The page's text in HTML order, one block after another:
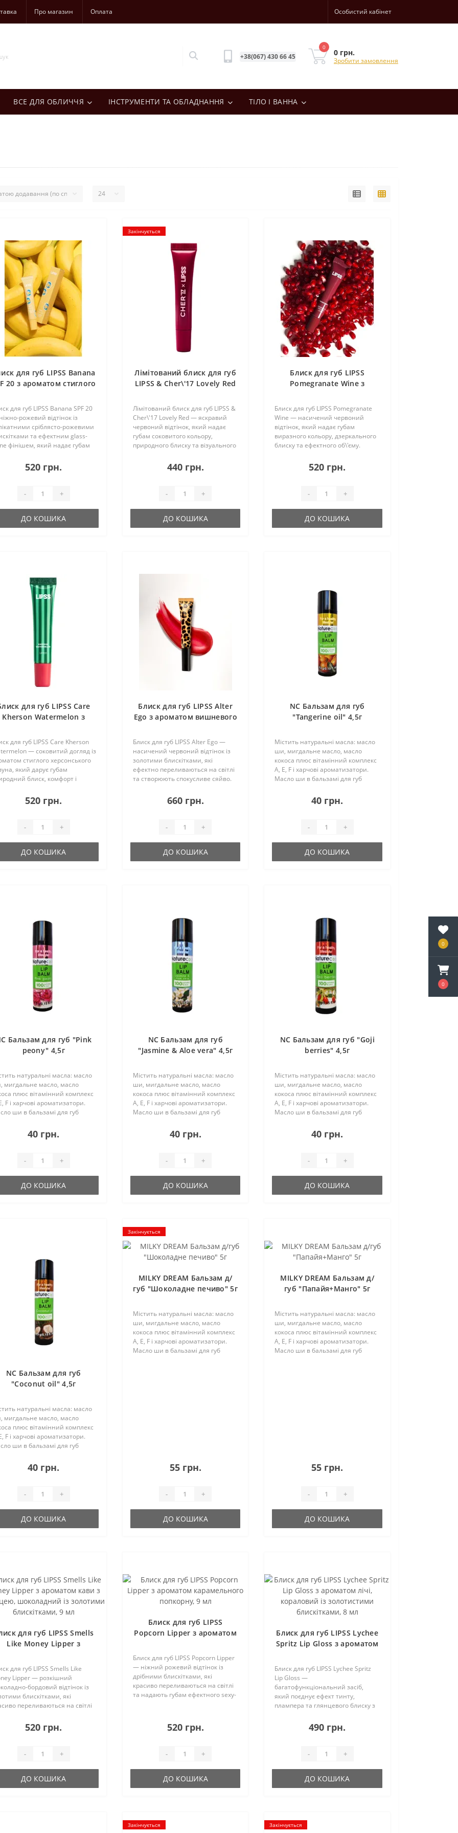
0
0
Про магазин Оплата Особистий кабінет
+38(067) 430 66 45
0
0 грн.
Зробити замовлення
ВСЕ ДЛЯ ОБЛИЧЧЯ ІНСТРУМЕНТИ ТА ОБЛАДНАННЯ ТІЛО І ВАННА
для губ LIPSS Banana
20 з ароматом стиглого
для губ LIPSS Banana SPF 20
рожевий відтінок із
сріблясто-рожевими
та ефектним glass-
фінішем, який надає губам
сяйва. Солодкий
стиглого банана робить
520 грн.
- +
ДО КОШИКА
Закінчується
Лімітований блиск для губ
LIPSS & Cher\'17 Lovely Red
кексу, 8 мл
Лімітований блиск для губ LIPSS &
Cher\'17 Lovely Red — яскравий
червоний відтінок, який надає
губам соковитого кольору,
природного блиску та візуального
вишневого кексу робить кожне
нанесення особливо приємним, а
440 грн.
- +
ДО КОШИКА
Блиск для губ LIPSS
Pomegranate Wine з
насичений червоний, 8 мл
Блиск для губ LIPSS Pomegranate
Wine — насичений червоний
відтінок, який надає губам
виразного кольору, дзеркального
блиску та ефектного об\'єму.
робить кожне нанесення
особливо приємним, а легка
520 грн.
- +
ДО КОШИКА
для губ LIPSS Care
Kherson Watermelon з
кавуна, 8 мл
для губ LIPSS Care Kherson
— соковитий догляд із
стиглого херсонського
який дарує губам
блиск, комфорт і
рожево-кавуновий
із соковитим переливом
520 грн.
- +
ДО КОШИКА
Блиск для губ LIPSS Alter
Ego з ароматом вишневого
Блиск для губ LIPSS Alter Ego —
насичений червоний відтінок із
золотими блискітками, які
ефектно переливаються на світлі
та створюють спокусливе сяйво.
брауні робить кожне нанесення
ще приємнішим, а доглядова
660 грн.
- +
ДО КОШИКА
NC Бальзам для губ
"Tangerine oil" 4,5г
Містить натуральні масла: масло
ши, мигдальне масло, масло
кокоса плюс вітамінний комплекс
А, Е, F і харчові ароматизатори.
Масло ши в бальзамі для губ
сухості і потріскування в зимовий
час, влітку для захисту від
40 грн.
- +
ДО КОШИКА
Бальзам для губ "Pink
peony" 4,5г
натуральні масла: масло
мигдальне масло, масло
плюс вітамінний комплекс
F і харчові ароматизатори.
ши в бальзамі для губ
і потріскування в зимовий
влітку для захисту від
40 грн.
- +
ДО КОШИКА
NC Бальзам для губ
"Jasmine & Aloe vera" 4,5г
Містить натуральні масла: масло
ши, мигдальне масло, масло
кокоса плюс вітамінний комплекс
А, Е, F і харчові ароматизатори.
Масло ши в бальзамі для губ
сухості і потріскування в зимовий
час, влітку для захисту від
40 грн.
- +
ДО КОШИКА
NC Бальзам для губ "Goji
berries" 4,5г
Містить натуральні масла: масло
ши, мигдальне масло, масло
кокоса плюс вітамінний комплекс
А, Е, F і харчові ароматизатори.
Масло ши в бальзамі для губ
сухості і потріскування в зимовий
час, влітку для захисту від
40 грн.
- +
ДО КОШИКА
NC Бальзам для губ
"Coconut oil" 4,5г
натуральні масла: масло
мигдальне масло, масло
плюс вітамінний комплекс
F і харчові ароматизатори.
ши в бальзамі для губ
і потріскування в зимовий
влітку для захисту від
40 грн.
- +
ДО КОШИКА
Закінчується
MILKY DREAM Бальзам д/
губ "Шоколадне печиво" 5г
Містить натуральні масла: масло
ши, мигдальне масло, масло
кокоса плюс вітамінний комплекс
А, Е, F і харчові ароматизатори.
Масло ши в бальзамі для губ
55 грн.
- +
ДО КОШИКА
MILKY DREAM Бальзам д/
губ "Папайя+Манго" 5г
Містить натуральні масла: масло
ши, мигдальне масло, масло
кокоса плюс вітамінний комплекс
А, Е, F і харчові ароматизатори.
Масло ши в бальзамі для губ
55 грн.
- +
ДО КОШИКА
для губ LIPSS Smells
Like Money Lipper з
із золотими
блискітками, 9 мл
для губ LIPSS Smells Like
Lipper — розкішний
бордовий відтінок із
блискітками, які
переливаються на світлі
сяйва. Теплий аромат кави з
додає особливого шарму
520 грн.
- +
ДО КОШИКА
Блиск для губ LIPSS
Popcorn Lipper з ароматом
мл
Блиск для губ LIPSS Popcorn Lipper
— ніжний рожевий відтінок із
дрібними блискітками, які
красиво переливаються на світлі
та надають губам ефектного sexy-
атмосферу гарного настрою та
робить кожне н..520 грн.
- +
ДО КОШИКА
Блиск для губ LIPSS Lychee
Spritz Lip Gloss з ароматом
золотистими блискітками,
Блиск для губ LIPSS Lychee Spritz
Lip Gloss —
багатофункціональний засіб,
який поєднує ефект тинту,
плампера та глянцевого блиску з
Напівпрозорий кораловий
відтінок із золотистими
490 грн.
- +
ДО КОШИКА
Закінчується Закінчується